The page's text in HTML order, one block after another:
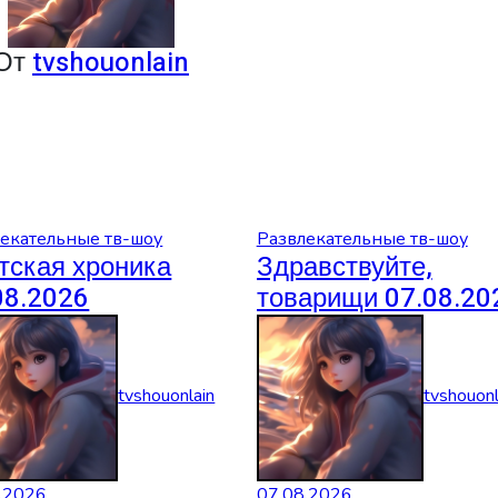
tvshouonlain
тв-шоу
хроника
tvshouonlain
Развлекательные тв-шоу
Здравствуйте,
товарищи